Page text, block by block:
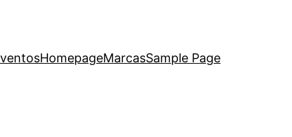
HomepageMarcasSample Page